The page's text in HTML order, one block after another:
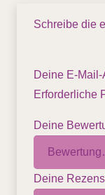
Schreibe die
Deine E-
Erforderliche
Deine
Deine